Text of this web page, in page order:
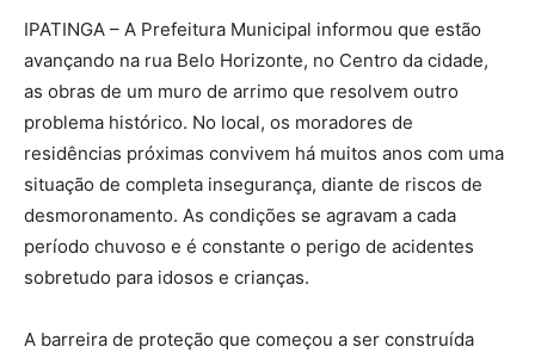
IPATINGA – A Prefeitura Municipal informou que estão
avançando na rua Belo Horizonte, no Centro da cidade,
as obras de um muro de arrimo que resolvem outro
problema histórico. No local, os moradores de
residências próximas convivem há muitos anos com uma
situação de completa insegurança, diante de riscos de
desmoronamento. As condições se agravam a cada
período chuvoso e é constante o perigo de acidentes
sobretudo para idosos e crianças.
A barreira de proteção que começou a ser construída